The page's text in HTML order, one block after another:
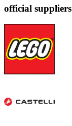
official suppliers